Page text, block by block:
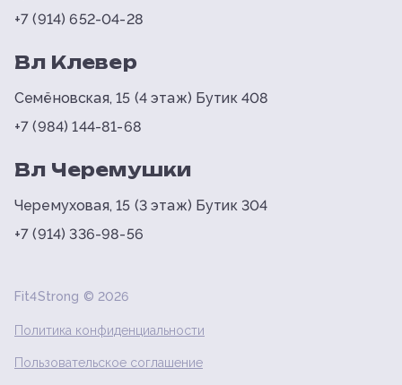
+7 (914) 652-04-28
Вл Клевер
Семёновская, 15 (4 этаж) Бутик 408
+7 (984) 144-81-68
Вл Черемушки
Черемуховая, 15 (3 этаж) Бутик 304
+7 (914) 336-98-56
Fit4Strong © 2026
Политика конфиденциальности
Пользовательское соглашение